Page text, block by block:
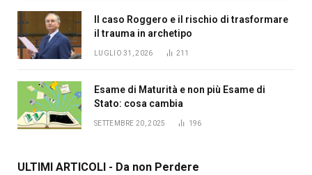
Il caso Roggero e il rischio di trasformare
il trauma in archetipo
LUGLIO 31, 2026 211
Esame di Maturità e non più Esame di
Stato: cosa cambia
SETTEMBRE 20, 2025 196
ULTIMI ARTICOLI - Da non Perdere